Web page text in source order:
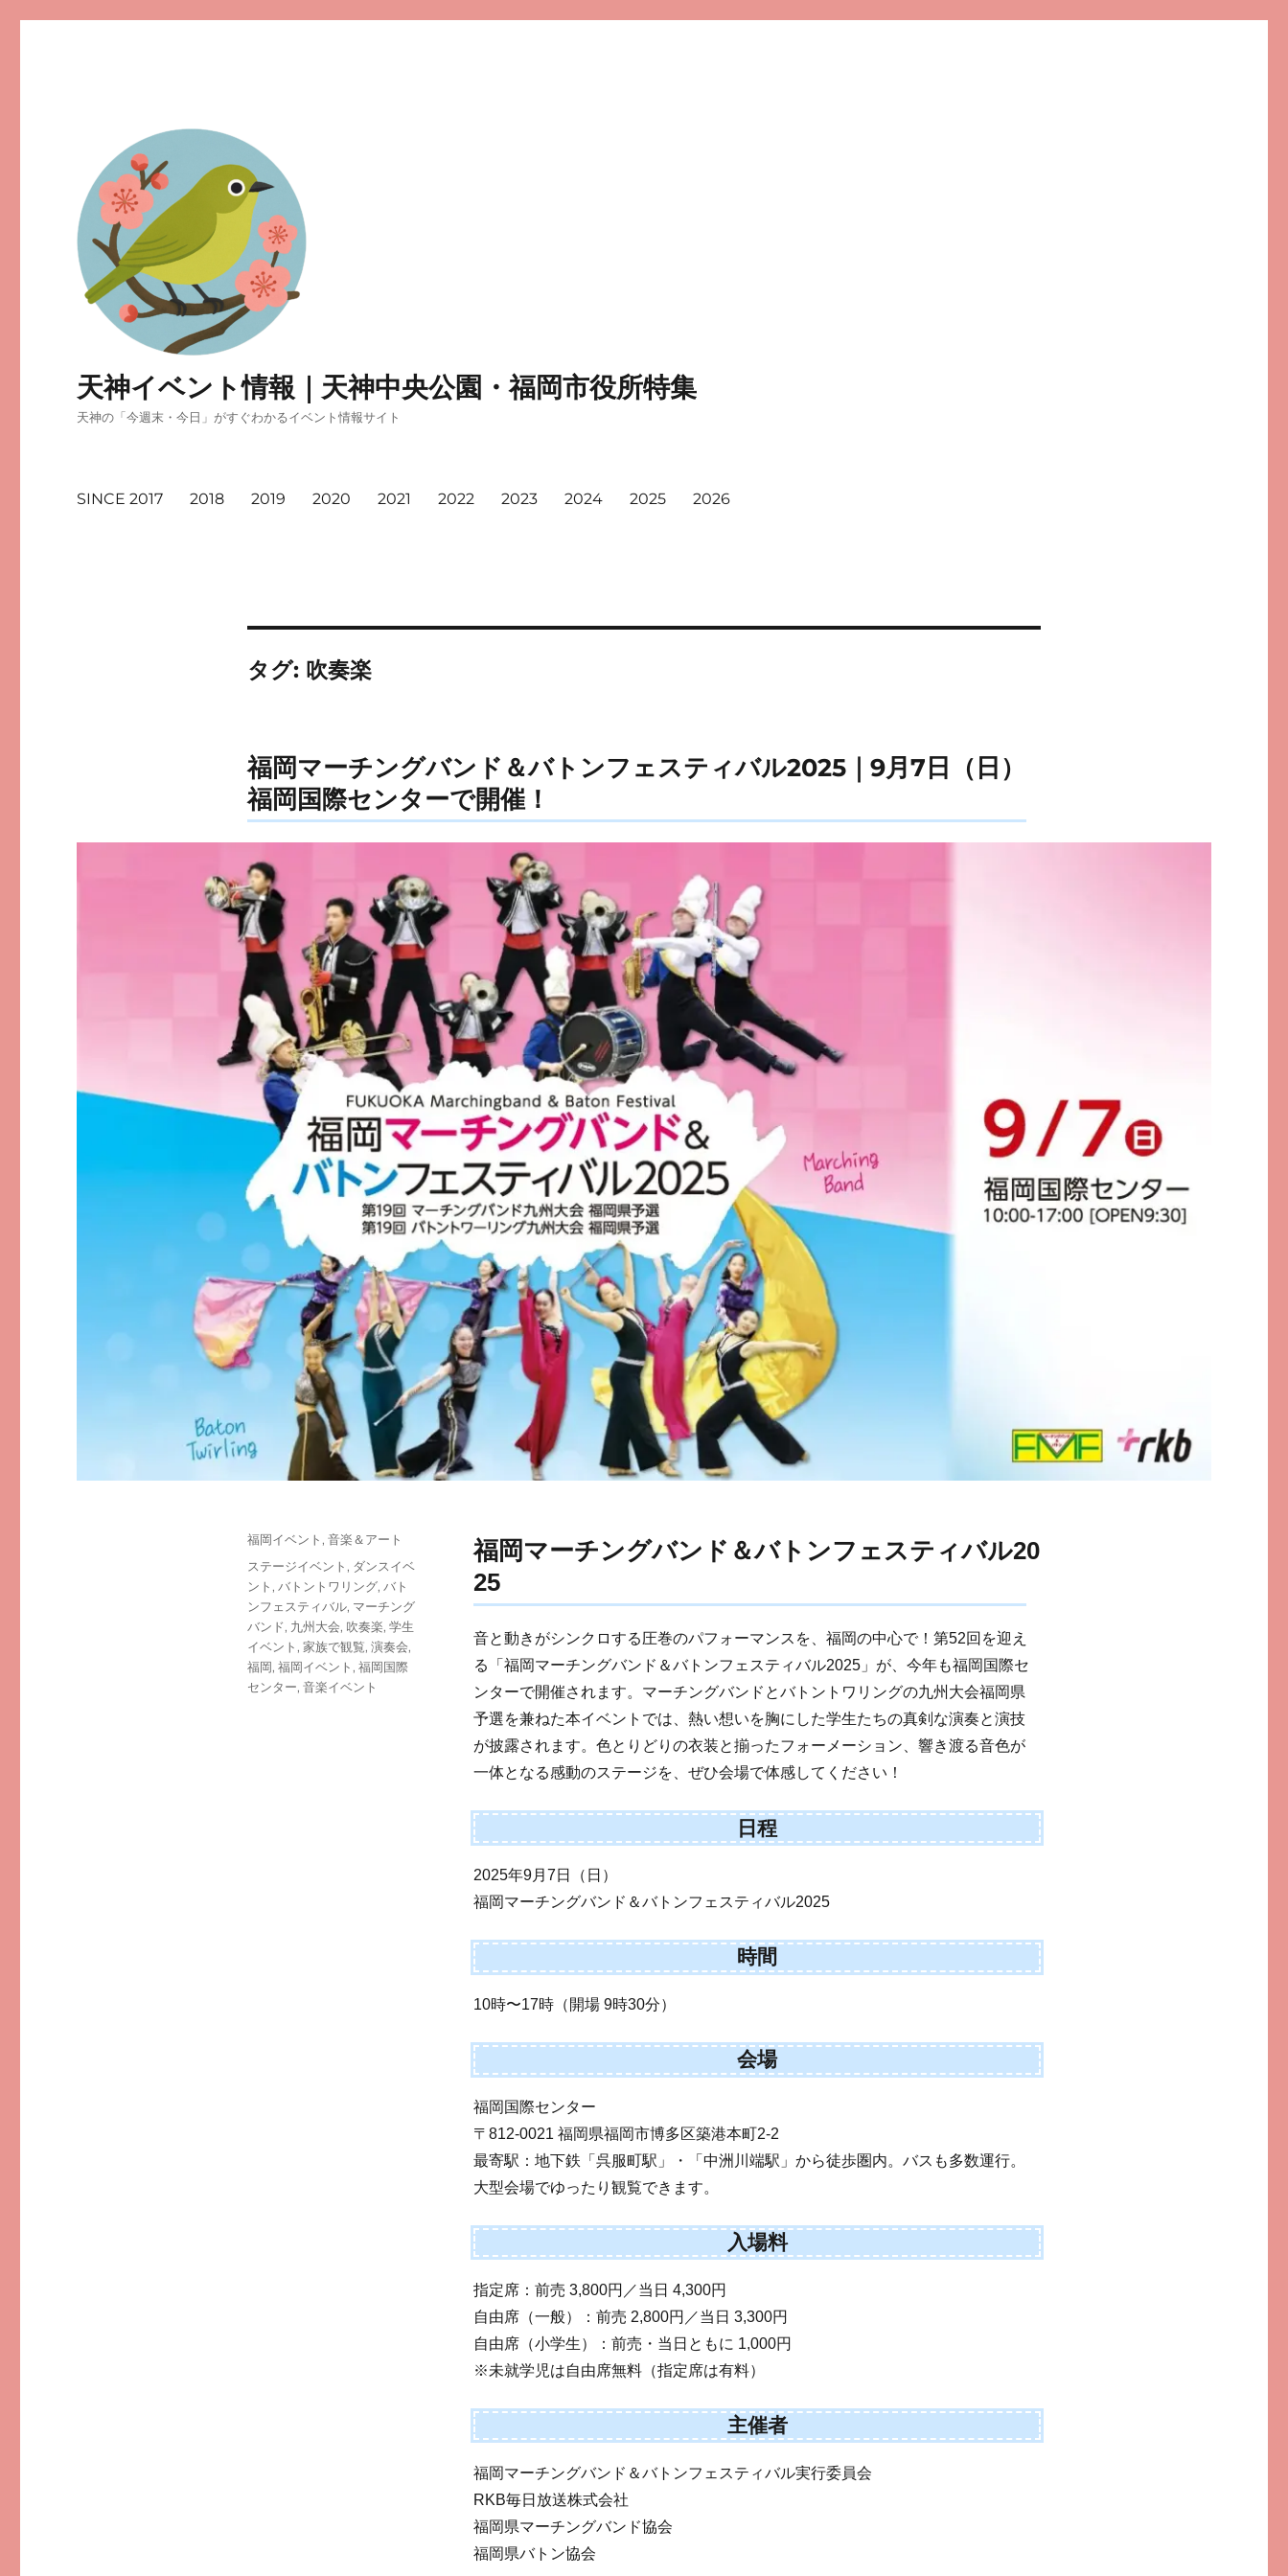
天神イベント情報｜天神中央公園・福岡市役所特集
天神の「今週末・今日」がすぐわかるイベント情報サイト
SINCE 2017 2018 2019 2020 2021 2022 2023 2024 2025 2026
タグ: 吹奏楽
福岡マーチングバンド＆バトンフェスティバル2025｜9月7日（日）
福岡国際センターで開催！
福岡マーチングバンド＆バトンフェスティバル20
25
音と動きがシンクロする圧巻のパフォーマンスを、福岡の中心で！第52回を迎え
る「福岡マーチングバンド＆バトンフェスティバル2025」が、今年も福岡国際セ
ンターで開催されます。マーチングバンドとバトントワリングの九州大会福岡県
予選を兼ねた本イベントでは、熱い想いを胸にした学生たちの真剣な演奏と演技
が披露されます。色とりどりの衣装と揃ったフォーメーション、響き渡る音色が
一体となる感動のステージを、ぜひ会場で体感してください！
日程
2025年9月7日（日）
福岡マーチングバンド＆バトンフェスティバル2025
時間
10時〜17時（開場 9時30分）
会場
福岡国際センター
〒812-0021 福岡県福岡市博多区築港本町2-2
最寄駅：地下鉄「呉服町駅」・「中洲川端駅」から徒歩圏内。バスも多数運行。
大型会場でゆったり観覧できます。
入場料
指定席：前売 3,800円／当日 4,300円
自由席（一般）：前売 2,800円／当日 3,300円
自由席（小学生）：前売・当日ともに 1,000円
※未就学児は自由席無料（指定席は有料）
主催者
福岡マーチングバンド＆バトンフェスティバル実行委員会
RKB毎日放送株式会社
福岡県マーチングバンド協会
福岡県バトン協会
投
日:
カ
福岡イベント , 音楽＆アート
タ
グ
ステージイベント , ダンスイベ
ント , バトントワリング, バト
ンフェスティバル, マーチング
バンド, 九州大会, 吹奏楽, 学生
イベント , 家族で観覧, 演奏会,
福岡, 福岡イベント , 福岡国際
センター, 音楽イベント